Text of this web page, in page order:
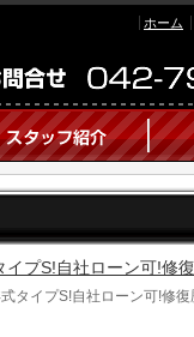
ホーム
プS!自社ローン可!修
タイプS!自社ローン可!修復